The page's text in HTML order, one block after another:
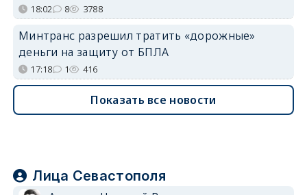
18:02 8 3788
Минтранс разрешил тратить «дорожные»
деньги на защиту от БПЛА
17:18 1 416
Показать все новости
Лица Севастополя